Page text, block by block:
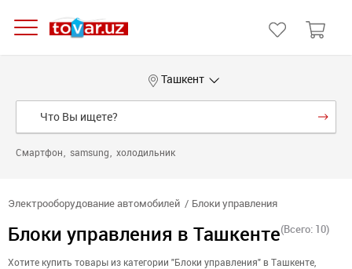
Ташкент
Смартфон samsung холодильник
Электрооборудование автомобилей Блоки управления
Блоки управления в Ташкенте(Всего: 10)
Хотите купить товары из категории "Блоки управления" в Ташкенте,